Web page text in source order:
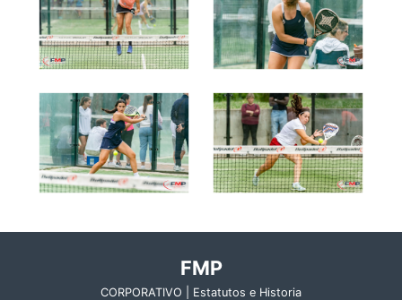
FMP
CORPORATIVO | Estatutos e Historia